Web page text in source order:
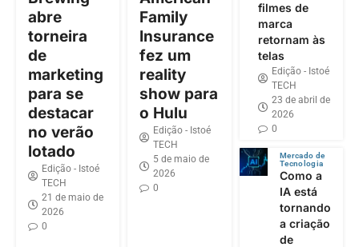
abre
torneira
de
marketing
para se
destacar
no verão
lotado
Edição - Istoé
TECH
21 de maio de
2026
0
Family
Insurance
fez um
reality
show para
o Hulu
Edição - Istoé
TECH
5 de maio de
2026
0
filmes de
marca
retornam às
telas
Edição - Istoé
TECH
23 de abril de
2026
0
Mercado de
Tecnologia
Como a
IA está
tornando
a criação
de